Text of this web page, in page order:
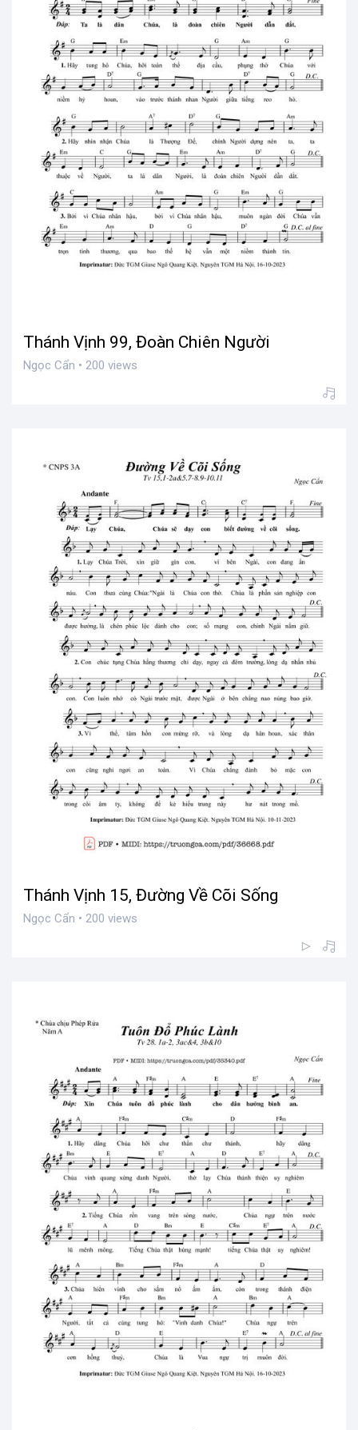
Thánh Vịnh 99, Đoàn Chiên Người
Ngọc Cẩn • 200 views
Thánh Vịnh 15, Đường Về Cõi Sống
Ngọc Cẩn • 200 views